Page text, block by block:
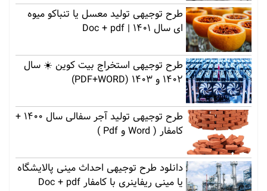
طرح توجیهی تولید معسل یا تنباکو میوه
ای سال 1401 | Doc + pdf
طرح توجیهی استخراج بیت کوین ☀️ سال
1402 و 1403 (PDF+WORD)
طرح توجیهی تولید آجر سفالی سال 1400 +
کامفار ( Word و Pdf )
دانلود طرح توجیهی احداث مینی پالایشگاه
یا مینی ریفاینری با کامفار Doc + pdf